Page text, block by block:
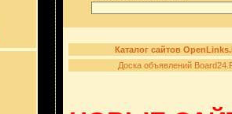
Каталог сайтов
Доска объявлений